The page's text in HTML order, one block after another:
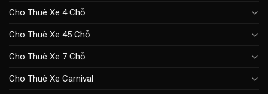
Cho Thuê Xe 4 Chỗ
Cho Thuê Xe 45 Chỗ
Cho Thuê Xe 7 Chỗ
Cho Thuê Xe Carnival